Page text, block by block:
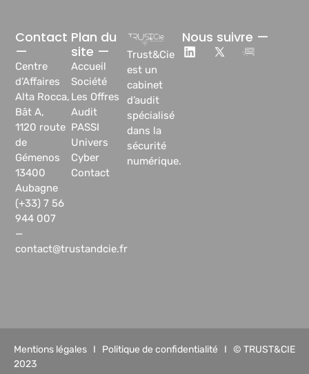
Trust&Cie
est un
cabinet
d’audit
spécialisé
dans la
sécurité
numérique.
Plan du
site —
Accueil
Société
Les Offres
Audit
PASSI
Univers
Cyber
Contact
Contact
—
Centre
d’Affaires
Alta Rocca,
Bât A,
1120 route
de
Gémenos
13400
Aubagne
(+33) 7 56
944 007
—
contact@trustandcie.fr
Nous suivre —
Mentions légales I Politique de confidentialité I © TRUST&CIE
2023